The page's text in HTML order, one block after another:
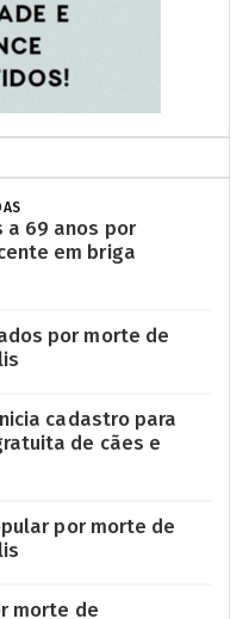
a 69 anos por
em briga
por morte de
cadastro para
de cães e
por morte de
morte de